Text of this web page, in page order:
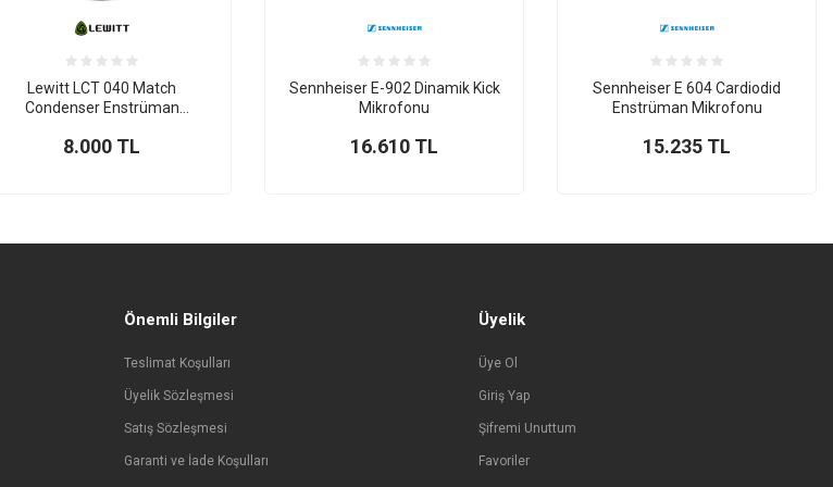
Lewitt LCT 040 Match
Condenser Enstrüman
8.000 TL
Sennheiser E-902 Dinamik Kick
Mikrofonu
16.610 TL
Sennheiser E 604 Cardiodid
Enstrüman Mikrofonu
15.235 TL
Önemli Bilgiler
Teslimat Koşulları
Üyelik Sözleşmesi
Satış Sözleşmesi
Garanti ve İade Koşulları
Üyelik
Üye Ol
Giriş Yap
Şifremi Unuttum
Favoriler